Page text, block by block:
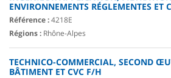
ENVIRONNEMENTS RÉGLEMENTES ET
Référence :4218E
Régions : Rhône-Alpes
TECHNICO-COMMERCIAL, SECOND
BÂTIMENT ET CVC F/H